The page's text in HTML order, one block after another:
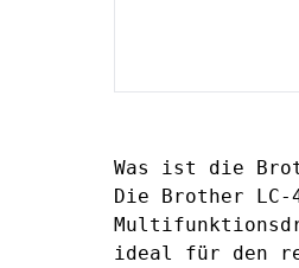
Was ist die
Die Brother
ideal für den